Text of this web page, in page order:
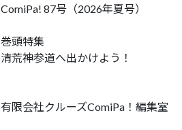
ComiPa! 87号（2026年夏号）
巻頭特集
清荒神参道へ出かけよう！
有限会社クルーズComiPa！編集室